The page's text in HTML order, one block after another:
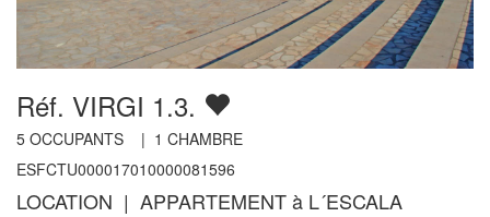
Réf. VIRGI 1.3.
5 OCCUPANTS | 1 CHAMBRE
ESFCTU000017010000081596
LOCATION | APPARTEMENT à L´ESCALA